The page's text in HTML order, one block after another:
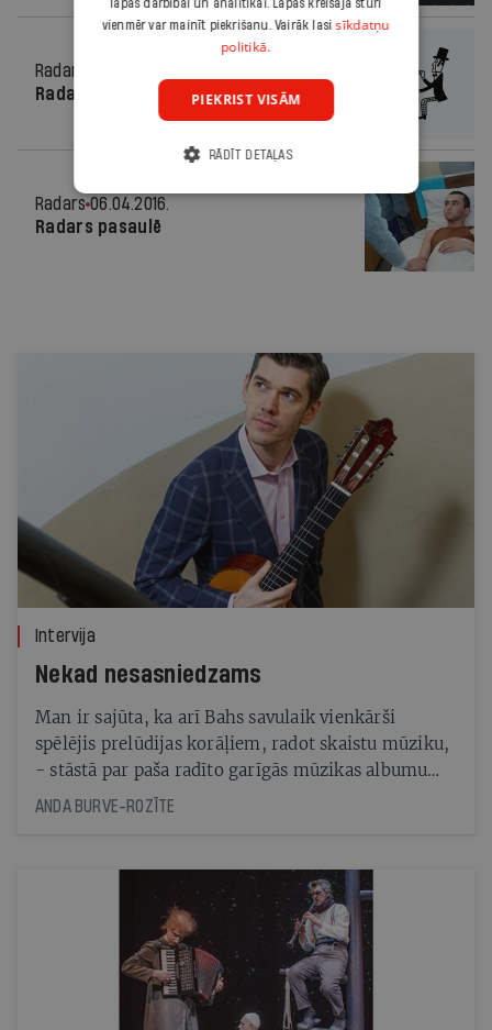
Radars
Radars Latvijā
Radars 06.04.2016.
Radars pasaulē
Intervija
Nekad nesasniedzams
Man ir sajūta, ka arī Bahs savulaik vienkārši
spēlējis prelūdijas korāļiem, radot skaistu mūziku,
- stāstā par paša radīto garīgās mūzikas albumu
Mana lūgšana ieminas ģitārists Kaspars Zemītis
ANDA BURVE-ROZĪTE
lapas darbībai un analītikai. Lapas kreisajā stūrī
vienmēr var mainīt piekrišanu. Vairāk lasisīkdatņu
politikā.
PIEKRIST VISĀM
RĀDĪT DETAĻAS